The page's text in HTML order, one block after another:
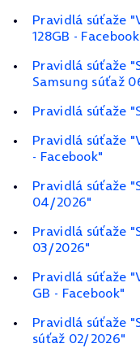
Pravidlá súťaže
128GB -
Pravidlá súťaže
Samsung súťaž
Pravidlá súťaže
Pravidlá súťaže
- Facebook"
Pravidlá súťaže
04/2026"
Pravidlá súťaže
03/2026"
Pravidlá súťaže
GB - Facebook"
Pravidlá súťaže
súťaž 02/2026"